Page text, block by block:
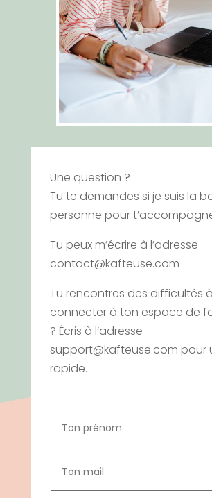
Une question ?
Tu te demandes si je suis la
personne pour
Tu peux m’écrire à l’adresse
contact@kafteuse.com
Tu rencontres des difficultés
connecter à ton espace de
? Écris à l’adresse
support@kafteuse.com pour
rapide.